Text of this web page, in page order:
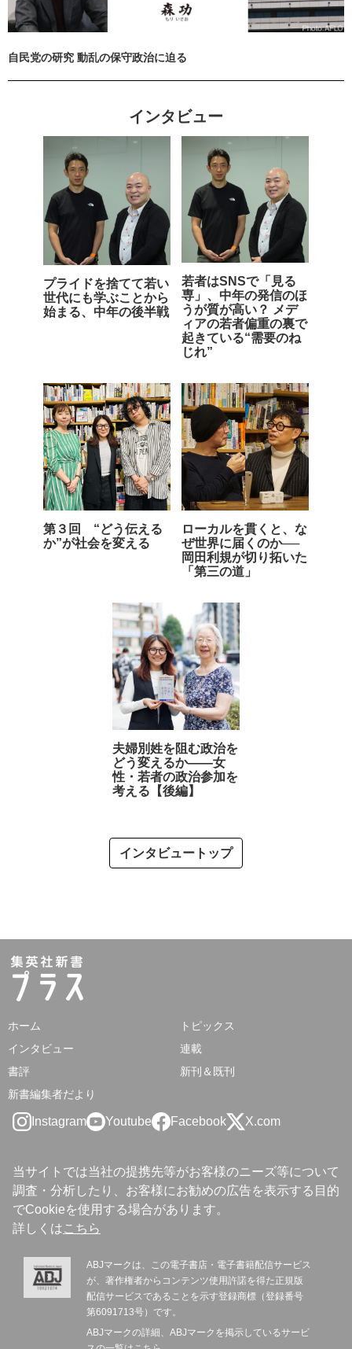
自民党の研究 動乱の保守政治に迫る
インタビュー
プライドを捨てて若い
世代にも学ぶことから
始まる、中年の後半戦
若者はSNSで「見る
専」、中年の発信のほ
うが質が高い？ メデ
ィアの若者偏重の裏で
起きている“需要のね
じれ”
第３回 “どう伝える
か”が社会を変える
ローカルを貫くと、な
ぜ世界に届くのか──
岡田利規が切り拓いた
「第三の道」
夫婦別姓を阻む政治を
どう変えるか――女
性・若者の政治参加を
考える【後編】
インタビュートップ
ホーム
トピックス
インタビュー
連載
書評
新刊＆既刊
新書編集者だより
Instagram Youtube Facebook X.com
当サイトでは当社の提携先等がお客様のニーズ等について
調査・分析したり、お客様にお勧めの広告を表示する目的
でCookieを使用する場合があります。
詳しくはこちら
ABJマークは、この電子書店・電子書籍配信サービス
が、著作権者からコンテンツ使用許諾を得た正規版
配信サービスであることを示す登録商標（登録番号
第6091713号）です。
ABJマークの詳細、ABJマークを掲示しているサービ